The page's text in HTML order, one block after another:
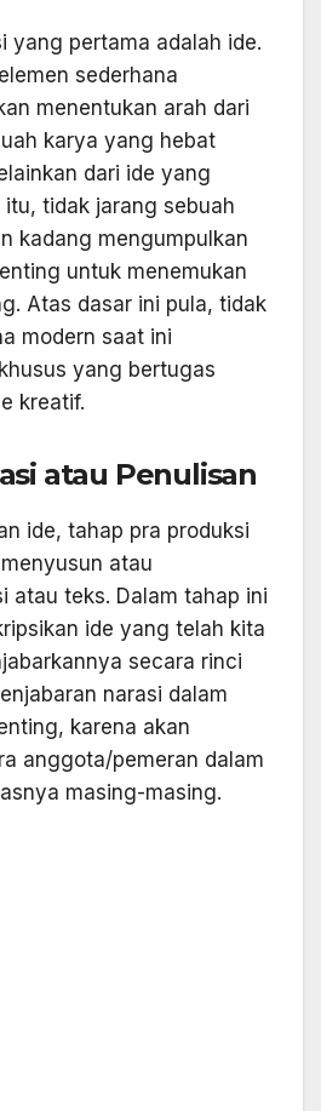
yang pertama adalah ide.
sederhana
menentukan arah dari
karya yang hebat
dari ide yang
itu, tidak jarang sebuah
kadang mengumpulkan
untuk menemukan
Atas dasar ini pula, tidak
modern saat ini
yang bertugas
kreatif.
atau Penulisan
ide, tahap pra produksi
atau
atau teks. Dalam tahap ini
ide yang telah kita
secara rinci
narasi dalam
karena akan
anggota/pemeran dalam
masing-masing.